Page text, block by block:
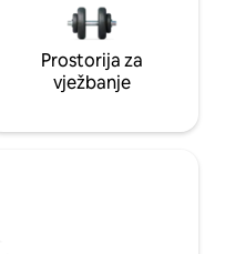
Prostorija za
vježbanje